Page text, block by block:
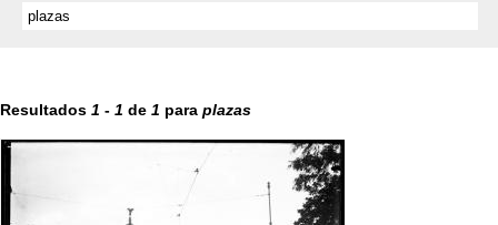
Resultados 1 - 1 de 1 para plazas